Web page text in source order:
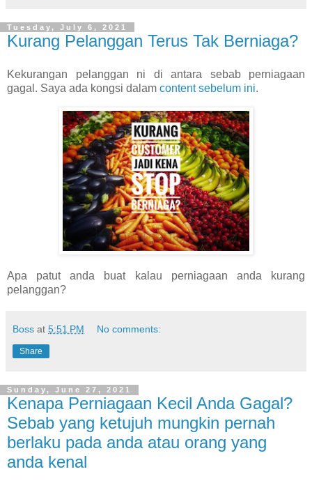
Tuesday, July 6, 2021
Kurang Pelanggan Terus Tak Berniaga?
Kekurangan pelanggan ni di antara sebab perniagaan
gagal. Saya ada kongsi dalam content sebelum ini.
Apa patut anda buat kalau perniagaan anda kurang
pelanggan?
Boss at 5:51 PM No comments:
Share
Sunday, June 27, 2021
Kenapa Perniagaan Kecil Anda Gagal?
Sebab yang ketujuh mungkin pernah
berlaku pada anda atau orang yang
anda kenal